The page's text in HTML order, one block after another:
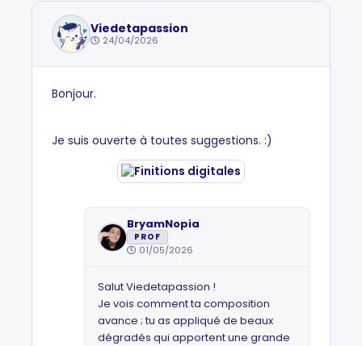
Viedetapassion
24/04/2026
Bonjour.
Je suis ouverte à toutes suggestions. :)
BryamNopia
PROF
01/05/2026
Salut Viedetapassion !
​Je vois comment ta composition
avance ; tu as appliqué de beaux
dégradés qui apportent une grande